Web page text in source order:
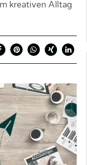
kreativen Alltag